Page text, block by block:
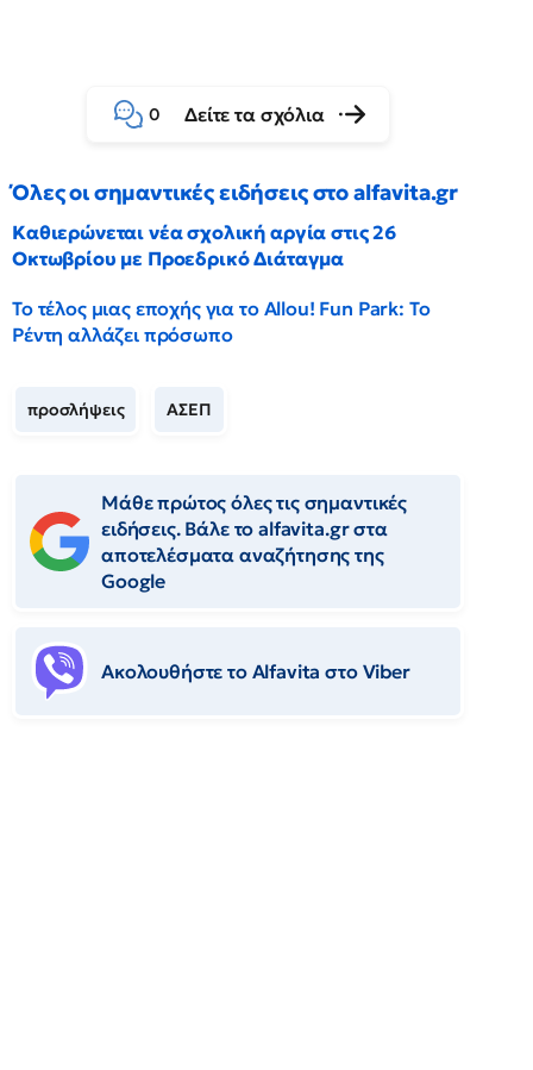
0 Δείτε τα σχόλια
Όλες οι σημαντικές ειδήσεις στο alfavita.gr
Καθιερώνεται νέα σχολική αργία στις 26
Οκτωβρίου με Προεδρικό Διάταγμα
Το τέλος μιας εποχής για το Allou! Fun Park: Το
Ρέντη αλλάζει πρόσωπο
προσλήψεις ΑΣΕΠ
Μάθε πρώτος όλες τις σημαντικές
ειδήσεις. Βάλε το alfavita.gr στα
αποτελέσματα αναζήτησης της
Google
Ακολουθήστε το Αlfavita στο Viber